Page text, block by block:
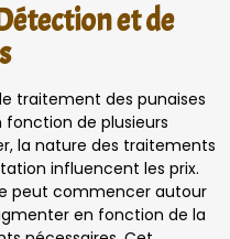
et de
traitement des punaises
fonction de plusieurs
la nature des traitements
influencent les prix.
peut commencer autour
en fonction de la